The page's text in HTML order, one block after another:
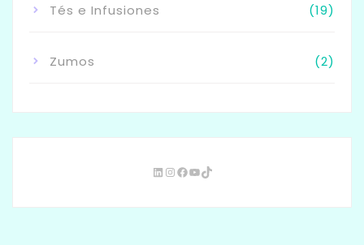
Tés e Infusiones (19)
Zumos (2)